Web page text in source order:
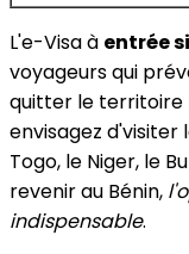
L'e-Visa à entrée
voyageurs qui
quitter le territoire
envisagez
Togo, le Niger, le
revenir au Bénin,
indispensable.